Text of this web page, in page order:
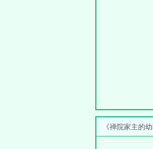
《禅院家主的